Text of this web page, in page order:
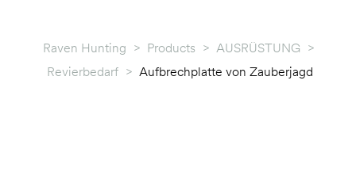
Raven Hunting > Products > AUSRÜSTUNG >
Revierbedarf > Aufbrechplatte von Zauberjagd